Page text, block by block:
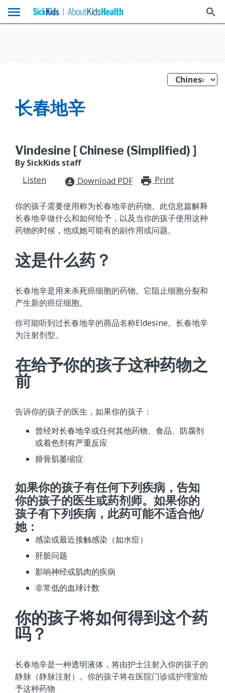
menu search
长春地辛
Vindesine [ Chinese (Simplified) ]
By SickKids staff
Listen
download_for_offline Download PDF Print
你的孩子需要使用称为长春地辛的药物。此信息篇解释
长春地辛做什么和如何给予，以及当你的孩子使用这种
药物的时候，他或她可能有的副作用或问题。
这是什么药？
长春地辛是用来杀死癌细胞的药物。它阻止细胞分裂和
产生新的癌症细胞。
你可能听到过长春地辛的商品名称Eldesine。长春地辛
为注射剂型。
在给予你的孩子这种药物之
前
告诉你的孩子的医生，如果你的孩子：
曾经对长春地辛或任何其他药物、食品、防腐剂
或着色剂有严重反应
腓骨肌萎缩症
如果你的孩子有任何下列疾病，告知
你的孩子的医生或药剂师。如果你的
孩子有下列疾病，此药可能不适合他/
她：
感染或最近接触感染（如水痘）
肝脏问题
影响神经或肌肉的疾病
非常低的血球计数
你的孩子将如何得到这个药
吗？
长春地辛是一种透明液体，将由护士注射入你的孩子的
静脉（静脉注射）。你的孩子将在医院门诊或护理室给
予这种药物